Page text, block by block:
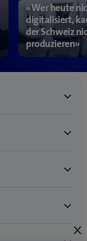
«Wer heute
digitalisiert,
der Schweiz
produzieren»